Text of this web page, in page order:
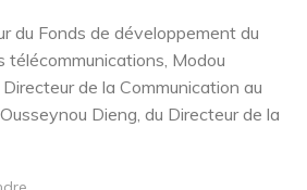
du Fonds de développement du
télécommunications, Modou
de la Communication au
Dieng, du Directeur de la